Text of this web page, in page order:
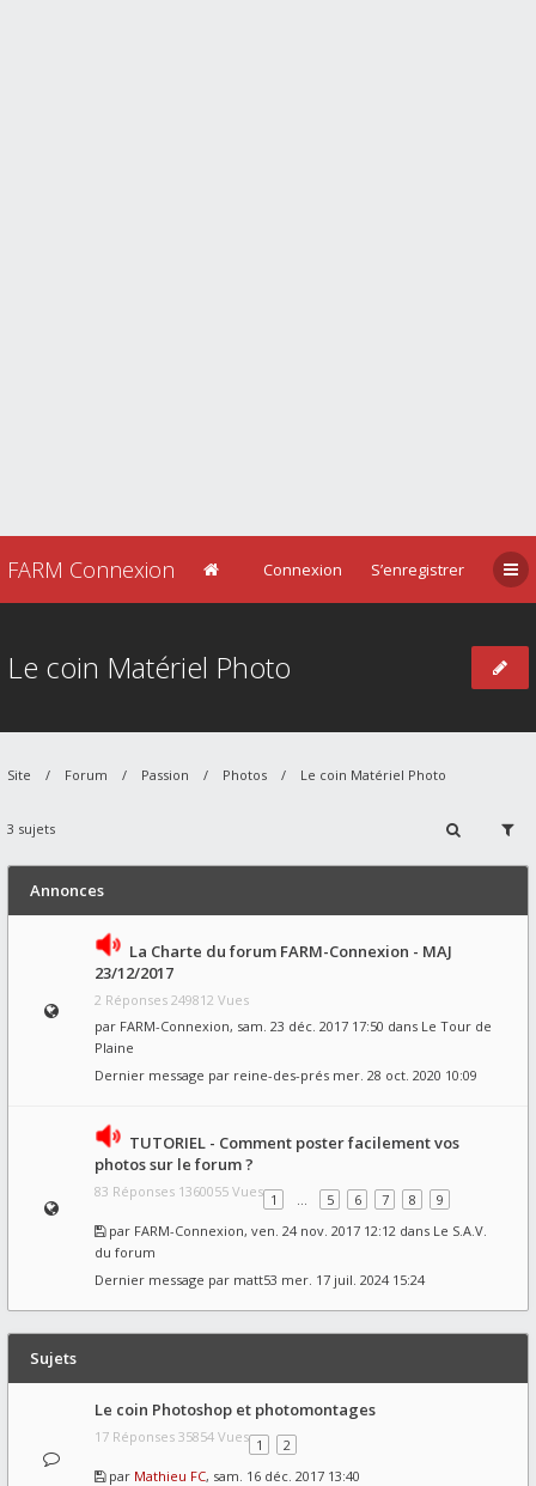
FARM Connexion Connexion S’enregistrer
Le coin Matériel Photo
Site Forum Passion Photos Le coin Matériel Photo
3 sujets
Annonces
La Charte du forum FARM-Connexion - MAJ
23/12/2017
2 Réponses 249812 Vues
par FARM-Connexion, sam. 23 déc. 2017 17:50 dans Le Tour de
Plaine
Dernier message par reine-des-prés mer. 28 oct. 2020 10:09
TUTORIEL - Comment poster facilement vos
photos sur le forum ?
83 Réponses 1360055 Vues 1 … 5 6 7 8
9
par FARM-Connexion, ven. 24 nov. 2017 12:12 dans Le S.A.V.
du forum
Dernier message par matt53 mer. 17 juil. 2024 15:24
Sujets
Le coin Photoshop et photomontages
17 Réponses 35854 Vues 1
2
par Mathieu FC, sam. 16 déc. 2017 13:40